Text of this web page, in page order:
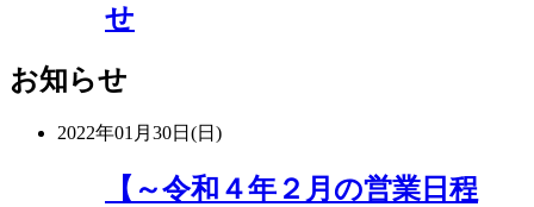
せ
お知らせ
2022年01月30日(日)
【～令和４年２月の営業日程